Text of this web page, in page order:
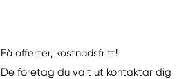
Få offerter, kostnadsfritt!
De företag du valt ut kontaktar dig